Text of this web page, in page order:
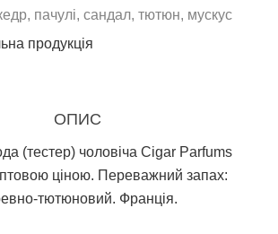
пачулі, сандал, тютюн, мускус
продукція
ОПИС
(тестер) чоловіча Cigar Parfums
ціною. Переважний запах:
тютюновий. Франція.